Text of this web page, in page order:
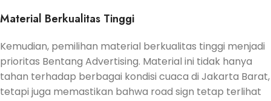
Material Berkualitas Tinggi
Kemudian, pemilihan material berkualitas tinggi menjadi
prioritas Bentang Advertising. Material ini tidak hanya
tahan terhadap berbagai kondisi cuaca di Jakarta Barat,
tetapi juga memastikan bahwa road sign tetap terlihat